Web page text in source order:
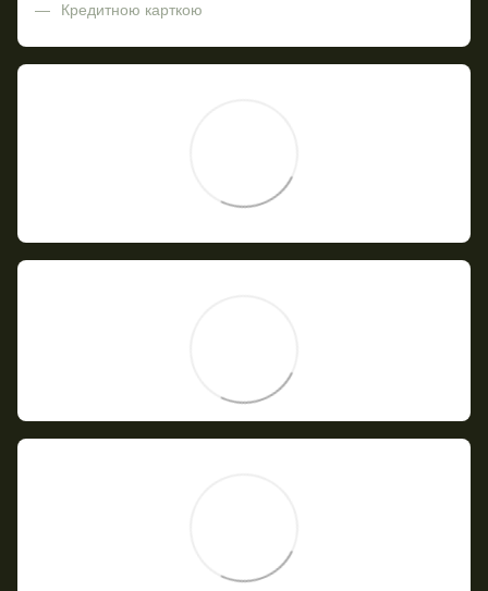
Кредитною карткою